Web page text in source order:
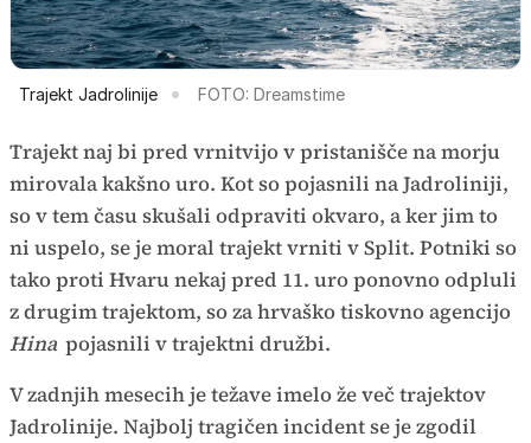
Trajekt Jadrolinije FOTO: Dreamstime
Trajekt naj bi pred vrnitvijo v pristanišče na morju
mirovala kakšno uro. Kot so pojasnili na Jadroliniji,
so v tem času skušali odpraviti okvaro, a ker jim to
ni uspelo, se je moral trajekt vrniti v Split. Potniki so
tako proti Hvaru nekaj pred 11. uro ponovno odpluli
z drugim trajektom, so za hrvaško tiskovno agencijo
Hina pojasnili v trajektni družbi.
V zadnjih mesecih je težave imelo že več trajektov
Jadrolinije. Najbolj tragičen incident se je zgodil